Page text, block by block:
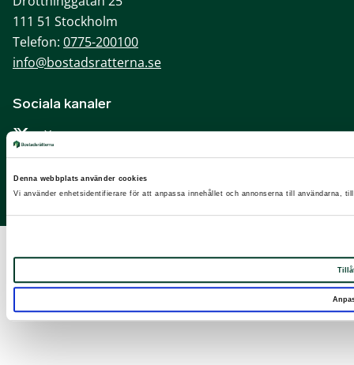
Denna webbplats använder cookies
Vi använder enhetsidentifierare för att anpassa innehållet och annonserna till användarna,
111 51 Stockholm
Telefon: 0775-200100
info@bostadsratterna.se
Sociala kanaler
X
Facebook
LinkedIn
Instagram